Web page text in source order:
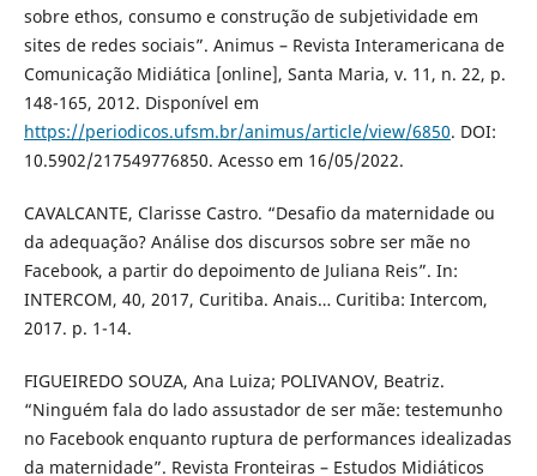
sobre ethos, consumo e construção de subjetividade em
sites de redes sociais”. Animus – Revista Interamericana de
Comunicação Midiática [online], Santa Maria, v. 11, n. 22, p.
148-165, 2012. Disponível em
https://periodicos.ufsm.br/animus/article/view/6850. DOI:
10.5902/217549776850. Acesso em 16/05/2022.
CAVALCANTE, Clarisse Castro. “Desafio da maternidade ou
da adequação? Análise dos discursos sobre ser mãe no
Facebook, a partir do depoimento de Juliana Reis”. In:
INTERCOM, 40, 2017, Curitiba. Anais… Curitiba: Intercom,
2017. p. 1-14.
FIGUEIREDO SOUZA, Ana Luiza; POLIVANOV, Beatriz.
“Ninguém fala do lado assustador de ser mãe: testemunho
no Facebook enquanto ruptura de performances idealizadas
da maternidade”. Revista Fronteiras – Estudos Midiáticos